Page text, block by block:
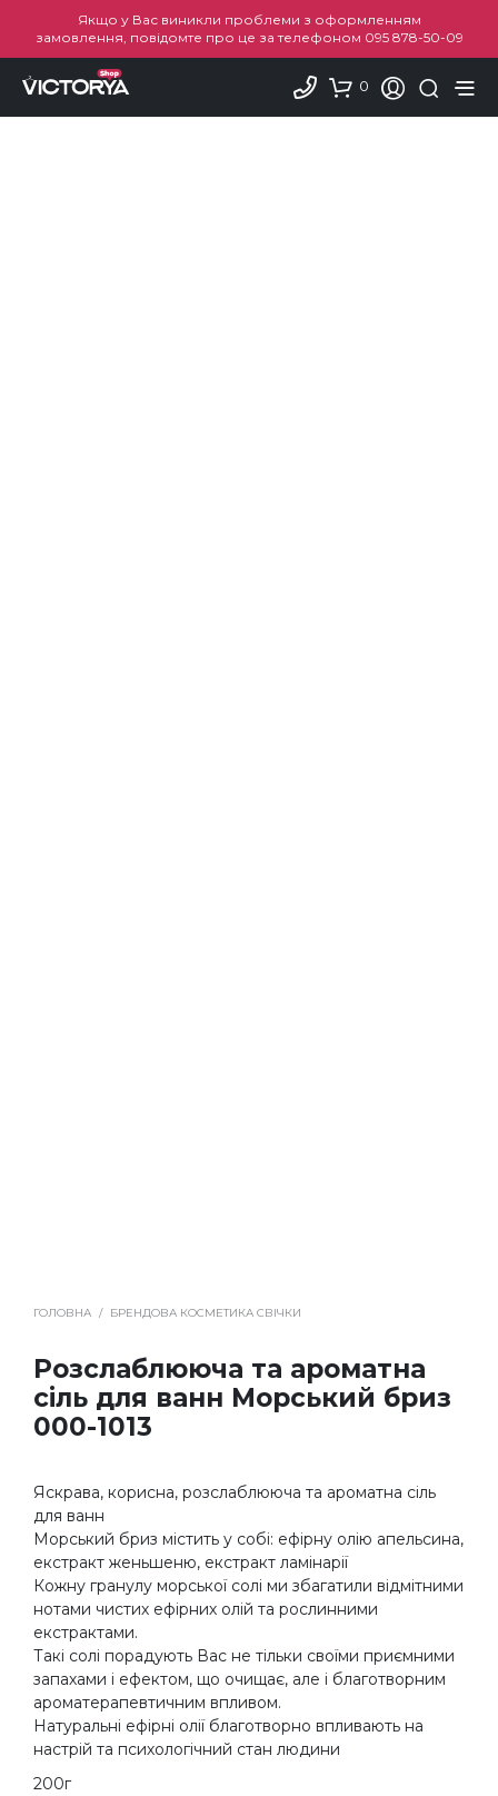
Якщо у Вас виникли проблеми з оформленням
замовлення, повідомте про це за телефоном 095 878-50-09
0
ГОЛОВНА / БРЕНДОВА КОСМЕТИКА СВІЧКИ
Розслаблююча та ароматна
сіль для ванн Морський бриз
000-1013
Яскрава, корисна, розслаблююча та ароматна сіль
для ванн
Морський бриз містить у собі: ефірну олію апельсина,
екстракт женьшеню, екстракт ламінарії
Кожну гранулу морської солі ми збагатили відмітними
нотами чистих ефірних олій та рослинними
екстрактами.
Такі солі порадують Вас не тільки своїми приємними
запахами і ефектом, що очищає, але і благотворним
ароматерапевтичним впливом.
Натуральні ефірні олії благотворно впливають на
настрій та психологічний стан людини
200г